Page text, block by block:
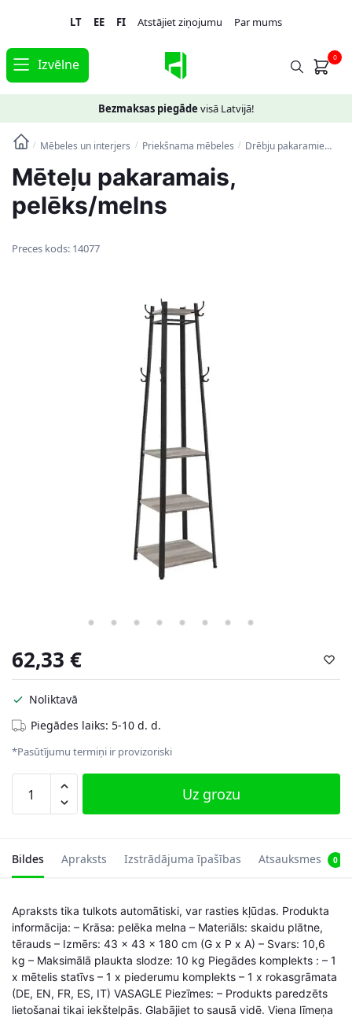
navigation
content
LT EE FI Atstājiet ziņojumu Par mums
Izvēlne 0
Bezmaksas piegāde visā Latvijā!
/ Mēbeles un interjers / Priekšnama mēbeles / Drēbju pakaramie
Mēteļu pakaramais,
pelēks/melns
Preces kods: 14077
62,33 €
Noliktavā
Piegādes laiks: 5-10 d. d.
*Pasūtījumu termiņi ir provizoriski
pakaramais,
Uz grozu
Bildes Apraksts Izstrādājuma īpašības Atsauksmes 0
Apraksts tika tulkots automātiski, var rasties kļūdas. Produkta
informācija: – Krāsa: pelēka melna – Materiāls: skaidu plātne,
tērauds – Izmērs: 43 x 43 x 180 cm (G x P x A) – Svars: 10,6
kg – Maksimālā plaukta slodze: 10 kg Piegādes komplekts : – 1
x mētelis statīvs – 1 x piederumu komplekts – 1 x rokasgrāmata
(DE, EN, FR, ES, IT) VASAGLE Piezīmes: – Produkts paredzēts
lietošanai tikai iekštelpās. Glabājiet to sausā vidē. Viena līmeņa